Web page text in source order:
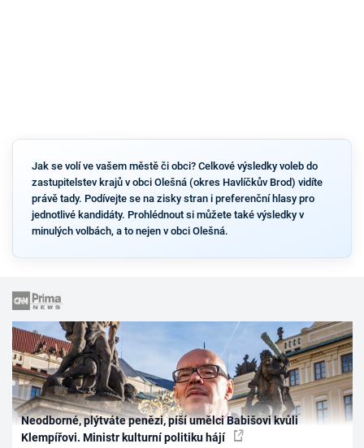
Jak se volí ve vašem městě či obci? Celkové výsledky voleb do
zastupitelstev krajů v obci Olešná (okres Havlíčkův Brod) vidíte
právě tady. Podívejte se na zisky stran i preferenční hlasy pro
jednotlivé kandidáty. Prohlédnout si můžete také výsledky v
minulých volbách, a to nejen v obci Olešná.
Neodborné, plýtváte penězi, píší umělci Babišovi kvůli
Klempířovi. Ministr kulturní politiku hájí